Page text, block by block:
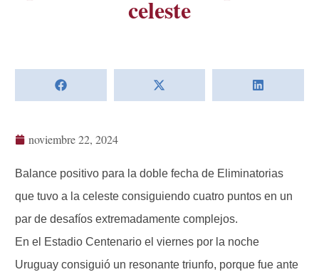
celeste
noviembre 22, 2024
Balance positivo para la doble fecha de Eliminatorias
que tuvo a la celeste consiguiendo cuatro puntos en un
par de desafíos extremadamente complejos.
En el Estadio Centenario el viernes por la noche
Uruguay consiguió un resonante triunfo, porque fue ante